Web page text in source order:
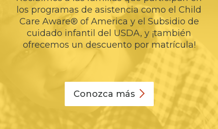
los programas de asistencia como el Child
Care Aware® of America y el Subsidio de
cuidado infantil del USDA, y ¡también
ofrecemos un descuento por matrícula!
Conozca más